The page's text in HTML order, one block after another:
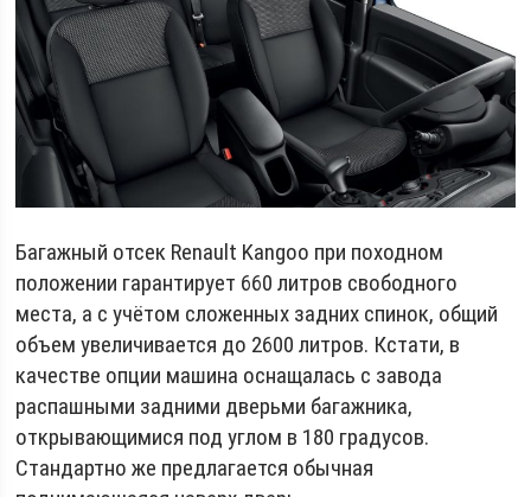
Багажный отсек Renault Kangoo при походном
положении гарантирует 660 литров свободного
места, а с учётом сложенных задних спинок, общий
объем увеличивается до 2600 литров. Кстати, в
качестве опции машина оснащалась с завода
распашными задними дверьми багажника,
открывающимися под углом в 180 градусов.
Стандартно же предлагается обычная